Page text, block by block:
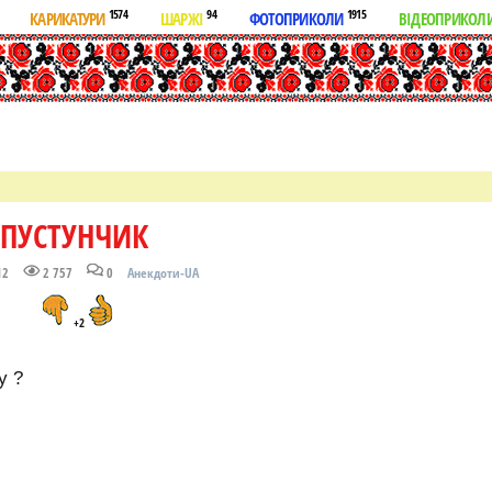
КАРИКАТУРИ 1574 ШАРЖІ94 ФОТОПРИКОЛИ 1915
ПУСТУНЧИК
2 757 0 Анекдоти-UA
+2
?